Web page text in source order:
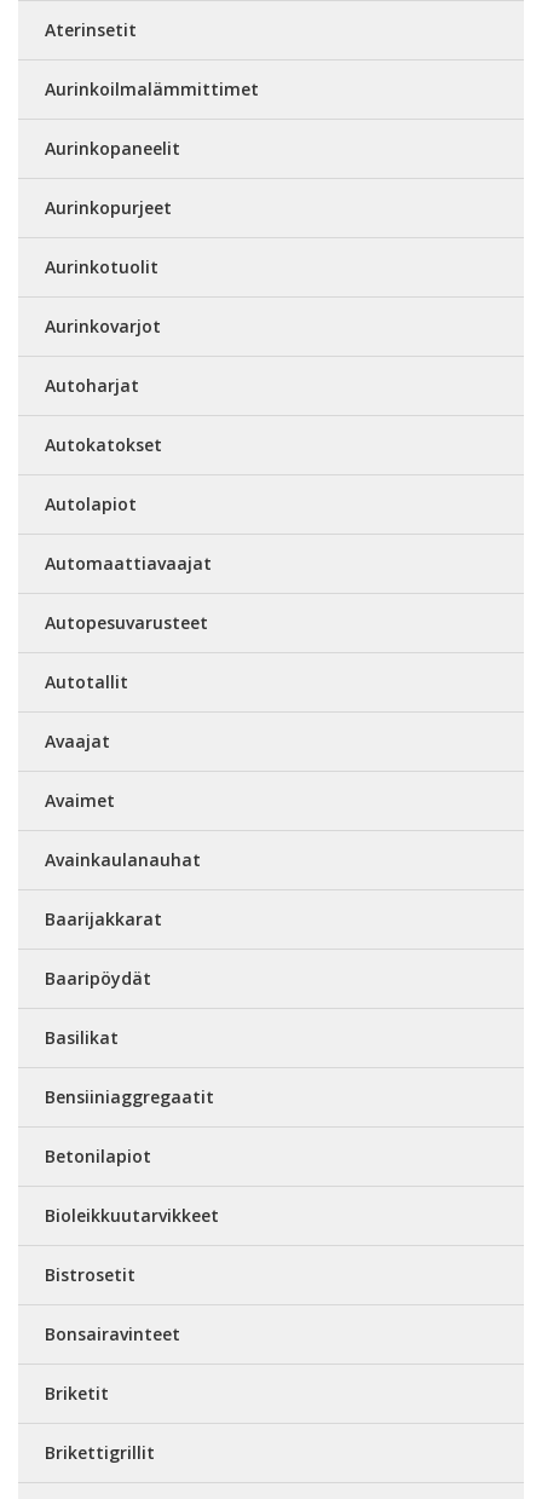
Aterinsetit
Aurinkoilmalämmittimet
Aurinkopaneelit
Aurinkopurjeet
Aurinkotuolit
Aurinkovarjot
Autoharjat
Autokatokset
Autolapiot
Automaattiavaajat
Autopesuvarusteet
Autotallit
Avaajat
Avaimet
Avainkaulanauhat
Baarijakkarat
Baaripöydät
Basilikat
Bensiiniaggregaatit
Betonilapiot
Bioleikkuutarvikkeet
Bistrosetit
Bonsairavinteet
Briketit
Brikettigrillit